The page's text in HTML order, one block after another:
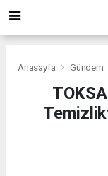
Anasayfa Gündem